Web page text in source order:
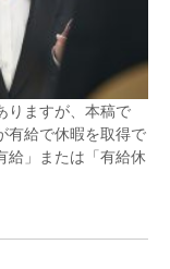
りますが、本稿で
有給で休暇を取得で
給」または「有給休